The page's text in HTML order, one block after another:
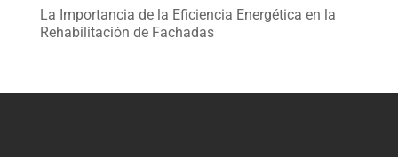
La Importancia de la Eficiencia Energética en la
Rehabilitación de Fachadas